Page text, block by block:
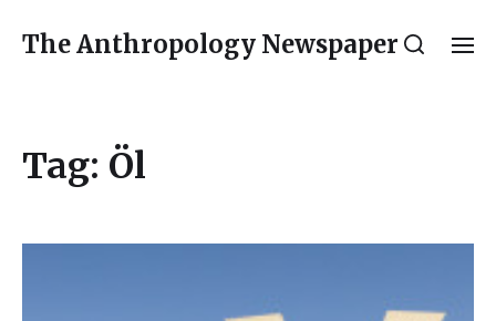
The Anthropology Newspaper
Tag: Öl